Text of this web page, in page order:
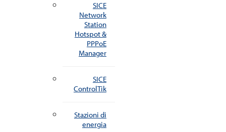
SICE
Network
Station
Hotspot &
PPPoE
Manager
SICE
ControlTik
Stazioni di
energia